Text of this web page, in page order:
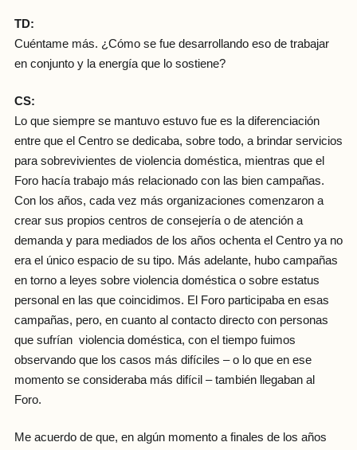
TD:
Cuéntame más. ¿Cómo se fue desarrollando eso de trabajar
en conjunto y la energía que lo sostiene?
CS:
Lo que siempre se mantuvo estuvo fue es la diferenciación
entre que el Centro se dedicaba, sobre todo, a brindar servicios
para sobrevivientes de violencia doméstica, mientras que el
Foro hacía trabajo más relacionado con las bien campañas.
Con los años, cada vez más organizaciones comenzaron a
crear sus propios centros de consejería o de atención a
demanda y para mediados de los años ochenta el Centro ya no
era el único espacio de su tipo. Más adelante, hubo campañas
en torno a leyes sobre violencia doméstica o sobre estatus
personal en las que coincidimos. El Foro participaba en esas
campañas, pero, en cuanto al contacto directo con personas
que sufrían violencia doméstica, con el tiempo fuimos
observando que los casos más difíciles – o lo que en ese
momento se consideraba más difícil – también llegaban al
Foro.
Me acuerdo de que, en algún momento a finales de los años